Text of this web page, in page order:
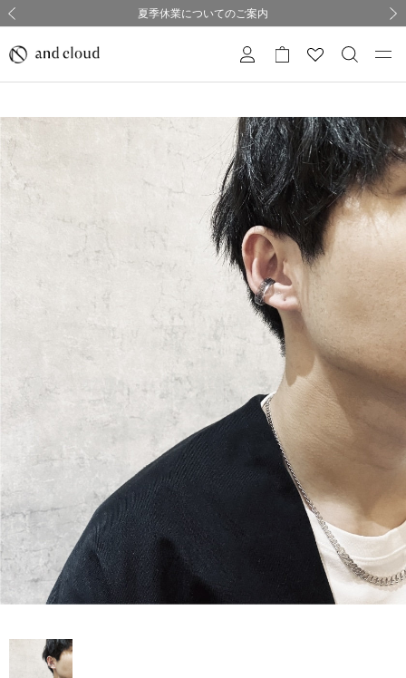
採用のご案内
熊本県熊本地方を震源とする地震の影響について
夏季休業についてのご案内
購入証明書ペーパーレス化のお知らせ
採用のご案内
熊本県熊本地方を震源とする地震の影響について